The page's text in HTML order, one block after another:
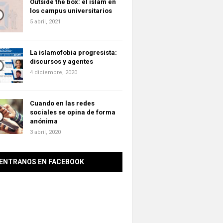
Outside the box: el islam en
los campus universitarios
5 abril, 2021
La islamofobia progresista:
discursos y agentes
4 diciembre, 2020
Cuando en las redes
sociales se opina de forma
anónima
3 abril, 2020
EN FACEBOOK